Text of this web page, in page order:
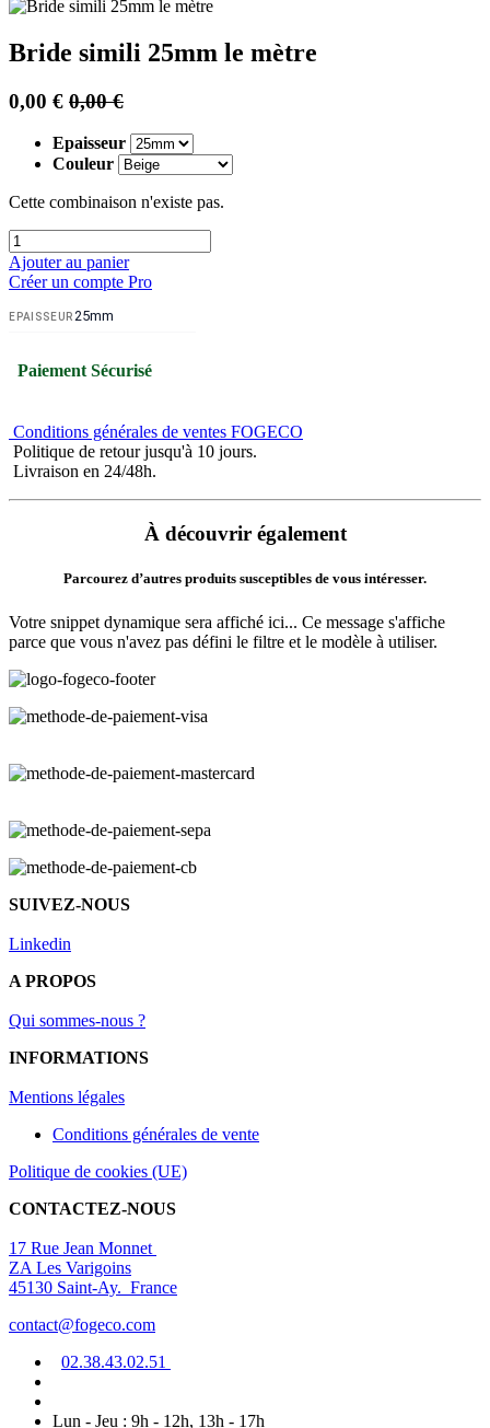
Bride simili 25mm le mètre
0,00 € 0,00€
Epaisseur
Couleur
Cette combinaison n'existe pas.
Ajouter au panier
Créer un compte Pro
EPAISSEUR25mm
Paiement Sécurisé
Conditions générales de ventes FOGECO
Politique de retour jusqu'à 10 jours.
Livraison en 24/48h.
À découvrir également
Parcourez d’autres produits susceptibles de vous intéresser.
Votre snippet dynamique sera affiché ici... Ce message s'affiche
parce que vous n'avez pas défini le filtre et le modèle à utiliser.
SUIVEZ-NOUS
Linkedin
A PROPOS
Qui sommes-nous ?
INFORMATIONS
Mentions légales
Conditions générales de vente
Politique de cookies (UE)
CONTACTEZ-NOUS
17 Rue Jean Monnet
ZA Les Varigoins
45130 Saint-Ay. France
contact@fogeco.com
02.38.43.02.51
Lun - Jeu : 9h - 12h, 13h - 17h